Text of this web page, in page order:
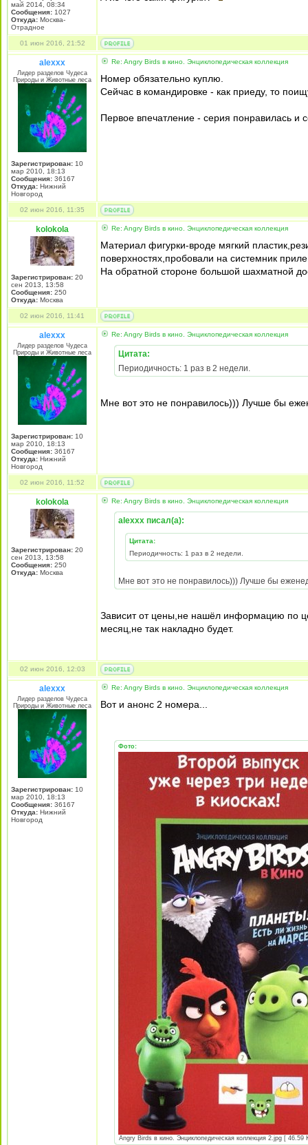
май 2014, 08:34
Сообщения: 1027
Откуда: Москва-
Отрадное
01 июн 2016, 21:52
alexxx
Лидер разделов Чудеса
Природы и Животные леса
Зарегистрирован: 10
мар 2010, 18:13
Сообщения: 36167
Откуда: Нижний
Новгород
Re: Angry Birds в кино. Энциклопедическая коллекция
Номер обязательно куплю.
Сейчас в командировке - как приеду, то
Первое впечатление - серия понравилась и
02 июн 2016, 11:35
kolokola
Зарегистрирован: 20
сен 2013, 13:58
Сообщения: 250
Откуда: Москва
Re: Angry Birds в кино. Энциклопедическая коллекция
Материал фигурки-вроде мягкий
поверхностях,пробовали на системник
На обратной стороне большой шахматной
02 июн 2016, 11:41
alexxx
Лидер разделов Чудеса
Природы и Животные леса
Зарегистрирован: 10
мар 2010, 18:13
Сообщения: 36167
Откуда: Нижний
Новгород
Re: Angry Birds в кино. Энциклопедическая коллекция
Цитата:
Периодичность: 1 раз в 2 недели.
Мне вот это не понравилось))) Лучше бы
02 июн 2016, 11:52
kolokola
Зарегистрирован: 20
сен 2013, 13:58
Сообщения: 250
Откуда: Москва
Re: Angry Birds в кино. Энциклопедическая коллекция
alexxx писал(а):
Цитата:
Периодичность: 1 раз в 2 недели.
Мне вот это не понравилось))) Лучше бы
Зависит от цены,не нашёл информацию по
месяц,не так накладно будет.
02 июн 2016, 12:03
alexxx
Лидер разделов Чудеса
Природы и Животные леса
Зарегистрирован: 10
мар 2010, 18:13
Сообщения: 36167
Откуда: Нижний
Новгород
Re: Angry Birds в кино. Энциклопедическая коллекция
Вот и анонс 2 номера...
Фото:
Angry Birds в кино. Энциклопедическая коллекция 2.jpg [ 46.59